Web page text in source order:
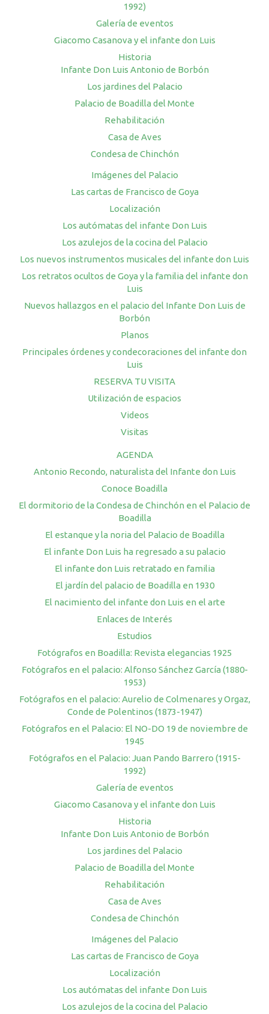
1992)
Galería de eventos
Giacomo Casanova y el infante don Luis
Historia
Infante Don Luis Antonio de Borbón
Los jardines del Palacio
Palacio de Boadilla del Monte
Rehabilitación
Casa de Aves
Condesa de Chinchón
Imágenes del Palacio
Las cartas de Francisco de Goya
Localización
Los autómatas del infante Don Luis
Los azulejos de la cocina del Palacio
Los nuevos instrumentos musicales del infante don Luis
Los retratos ocultos de Goya y la familia del infante don
Luis
Nuevos hallazgos en el palacio del Infante Don Luis de
Borbón
Planos
Principales órdenes y condecoraciones del infante don
Luis
RESERVA TU VISITA
Utilización de espacios
Videos
Visitas
AGENDA
Antonio Recondo, naturalista del Infante don Luis
Conoce Boadilla
El dormitorio de la Condesa de Chinchón en el Palacio de
Boadilla
El estanque y la noria del Palacio de Boadilla
El infante Don Luis ha regresado a su palacio
El infante don Luis retratado en familia
El jardín del palacio de Boadilla en 1930
El nacimiento del infante don Luis en el arte
Enlaces de Interés
Estudios
Fotógrafos en Boadilla: Revista elegancias 1925
Fotógrafos en el palacio: Alfonso Sánchez García (1880-
1953)
Fotógrafos en el palacio: Aurelio de Colmenares y Orgaz,
Conde de Polentinos (1873-1947)
Fotógrafos en el Palacio: El NO-DO 19 de noviembre de
1945
Fotógrafos en el Palacio: Juan Pando Barrero (1915-
1992)
Galería de eventos
Giacomo Casanova y el infante don Luis
Historia
Infante Don Luis Antonio de Borbón
Los jardines del Palacio
Palacio de Boadilla del Monte
Rehabilitación
Casa de Aves
Condesa de Chinchón
Imágenes del Palacio
Las cartas de Francisco de Goya
Localización
Los autómatas del infante Don Luis
Los azulejos de la cocina del Palacio